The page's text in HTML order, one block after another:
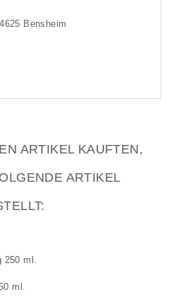
Bensheim
ARTIKEL KAUFTEN,
ARTIKEL
ml.